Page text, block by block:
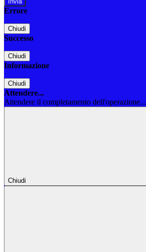
Errore
Chiudi
Successo
Chiudi
Informazione
Chiudi
Attendere...
Attendere il completamento dell'operazione...
Chiudi